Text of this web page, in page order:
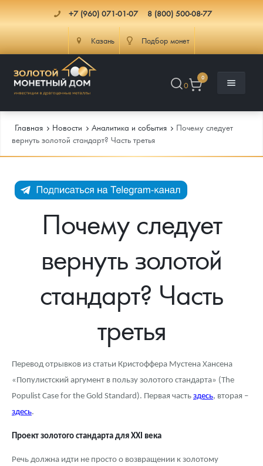
+7 (960) 071-01-07 8 (800) 500-08-77
Казань Подбор монет
0
0
Каталог Монет
Инвестиционные монеты
Памятные монеты России и СССР
Монеты Царской России
Монеты стран мира после 1950г
Георгий Победоносец
Аксессуары
Гарри Поттер
Инфо
Как сделать заказ
Гарантии
Памятка для работы с монетами из драгметаллов
Условия возврата
Информация
Аналитика и события
Котировки
Скупка слитков
Наши преимущества
Пресс-служба
Главная Новости Аналитика и события
Почему следует
вернуть золотой стандарт? Часть третья
Почему следует
вернуть золотой
стандарт? Часть
третья
Перевод отрывков из статьи Кристоффера Мустена Хансена
«Популистский аргумент в пользу золотого стандарта» (The
Populist Case for the Gold Standard). Первая часть здесь, вторая –
здесь.
Проект золотого стандарта для XXI века
Речь должна идти не просто о возвращении к золотому